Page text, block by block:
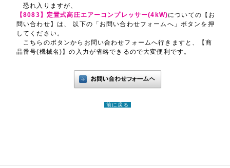
恐れ入りますが、
【8083】定置式高圧エアーコンプレッサー(4kW)についての【お
問い合わせ】は、 以下の「お問い合わせフォームへ」ボタンを押
してください。
こちらのボタンからお問い合わせフォームへ行きますと、【商
品番号(機械名)】の入力が省略できるので大変便利です。
前に戻る